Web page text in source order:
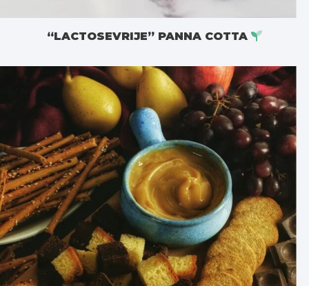
“LACTOSEVRIJE” PANNA COTTA